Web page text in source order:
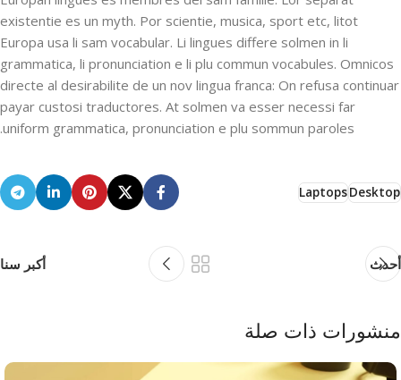
existentie es un myth. Por scientie, musica, sport etc, litot
Europa usa li sam vocabular. Li lingues differe solmen in li
grammatica, li pronunciation e li plu commun vocabules. Omnicos
directe al desirabilite de un nov lingua franca: On refusa continuar
payar custosi traductores. At solmen va esser necessi far
uniform grammatica, pronunciation e plu sommun paroles.
Desktop
Laptops
أحدث أكبر سنا
منشورات ذات صلة